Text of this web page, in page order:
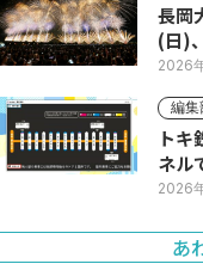
長岡
(日)
2026
編集
トキ鉄
ネル
2026
あ